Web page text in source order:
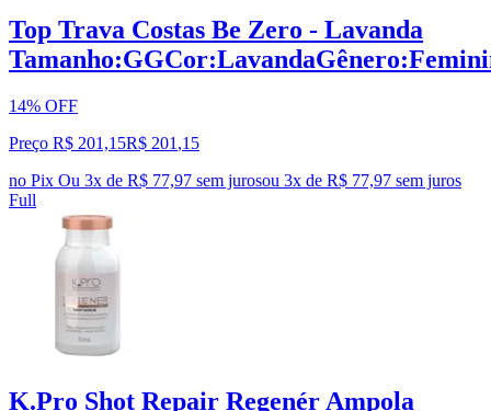
Top Trava Costas Be Zero - Lavanda
14% OFF
Preço R$ 201,15R$ 201 ,15
no Pix Ou 3x de R$ 77,97 sem jurosou 3x de R$ 77,97 sem juros
Full
K.Pro Shot Repair Regenér Ampola